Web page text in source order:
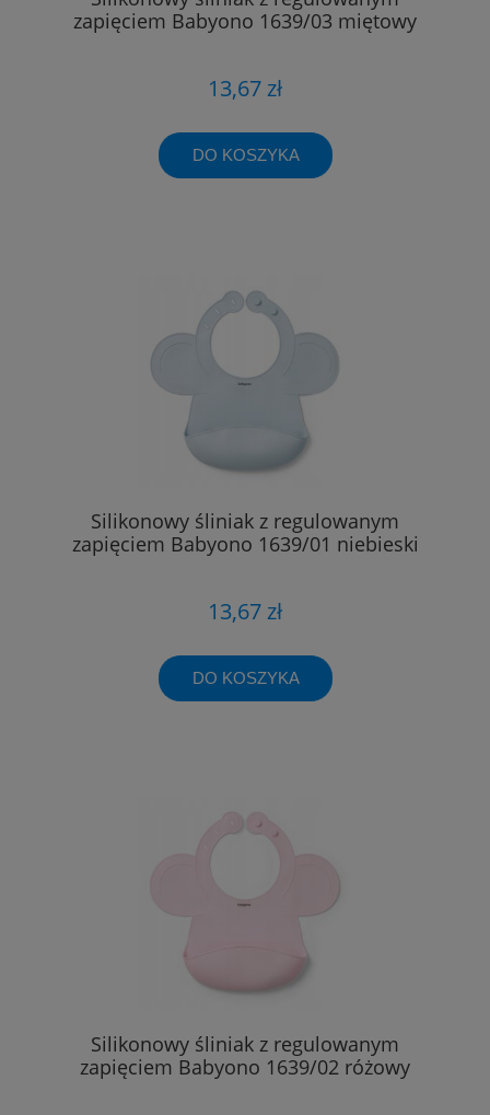
zapięciem Babyono 1639/03 miętowy
13,67 zł
DO KOSZYKA
Silikonowy śliniak z regulowanym
zapięciem Babyono 1639/01 niebieski
13,67 zł
DO KOSZYKA
Silikonowy śliniak z regulowanym
zapięciem Babyono 1639/02 różowy